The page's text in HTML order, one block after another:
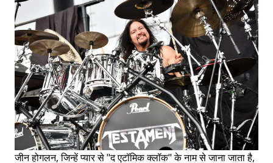
जीन होगलन, जिन्हें प्यार से "द एटॉमिक क्लॉक" के नाम से जाना जाता है,